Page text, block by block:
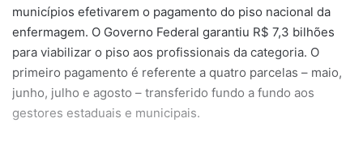
municípios efetivarem o pagamento do piso nacional da
enfermagem. O Governo Federal garantiu R$ 7,3 bilhões
para viabilizar o piso aos profissionais da categoria. O
primeiro pagamento é referente a quatro parcelas – maio,
junho, julho e agosto – transferido fundo a fundo aos
gestores estaduais e municipais.